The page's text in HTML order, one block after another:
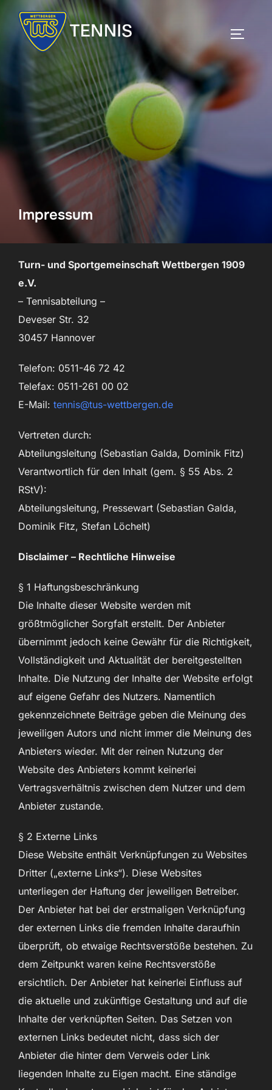
Inhalt
springen
Impressum
Turn- und Sportgemeinschaft Wettbergen 1909
e.V.
– Tennisabteilung –
Deveser Str. 32
30457 Hannover
Telefon: 0511-46 72 42
Telefax: 0511-261 00 02
E-Mail: tennis@tus-wettbergen.de
Vertreten durch:
Abteilungsleitung (Sebastian Galda, Dominik Fitz)
Verantwortlich für den Inhalt (gem. § 55 Abs. 2
RStV):
Abteilungsleitung, Pressewart (Sebastian Galda,
Dominik Fitz, Stefan Löchelt)
Disclaimer – Rechtliche Hinweise
§ 1 Haftungsbeschränkung
Die Inhalte dieser Website werden mit
größtmöglicher Sorgfalt erstellt. Der Anbieter
übernimmt jedoch keine Gewähr für die Richtigkeit,
Vollständigkeit und Aktualität der bereitgestellten
Inhalte. Die Nutzung der Inhalte der Website erfolgt
auf eigene Gefahr des Nutzers. Namentlich
gekennzeichnete Beiträge geben die Meinung des
jeweiligen Autors und nicht immer die Meinung des
Anbieters wieder. Mit der reinen Nutzung der
Website des Anbieters kommt keinerlei
Vertragsverhältnis zwischen dem Nutzer und dem
Anbieter zustande.
§ 2 Externe Links
Diese Website enthält Verknüpfungen zu Websites
Dritter („externe Links“). Diese Websites
unterliegen der Haftung der jeweiligen Betreiber.
Der Anbieter hat bei der erstmaligen Verknüpfung
der externen Links die fremden Inhalte daraufhin
überprüft, ob etwaige Rechtsverstöße bestehen. Zu
dem Zeitpunkt waren keine Rechtsverstöße
ersichtlich. Der Anbieter hat keinerlei Einfluss auf
die aktuelle und zukünftige Gestaltung und auf die
Inhalte der verknüpften Seiten. Das Setzen von
externen Links bedeutet nicht, dass sich der
Anbieter die hinter dem Verweis oder Link
liegenden Inhalte zu Eigen macht. Eine ständige